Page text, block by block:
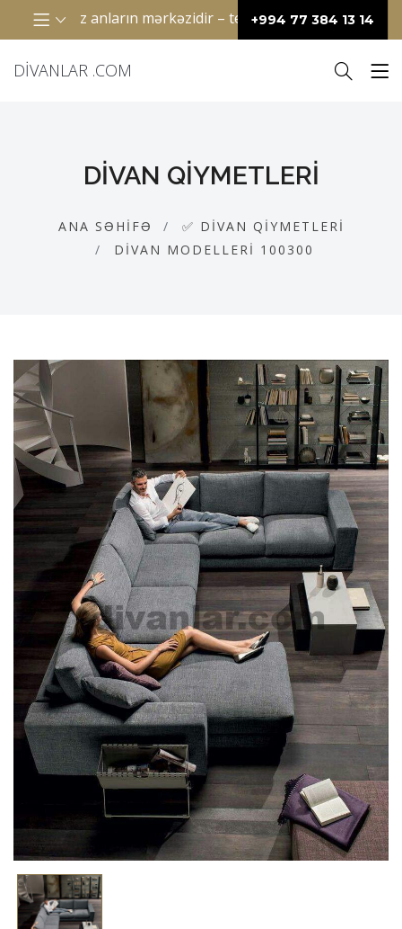
anların mərkəzidir – televizor qarşısında
+994 77 384 13 14
DIVANLAR .COM
DIVAN QIYMETLERI
ANA SƏHIFƏ
✅ DIVAN QIYMETLERI
DIVAN MODELLERI 100300